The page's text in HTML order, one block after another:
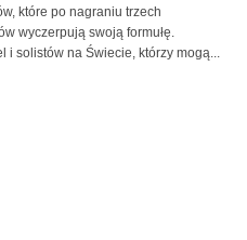
które po nagraniu trzech
wyczerpują swoją formułę.
i solistów na Świecie, którzy mogą...